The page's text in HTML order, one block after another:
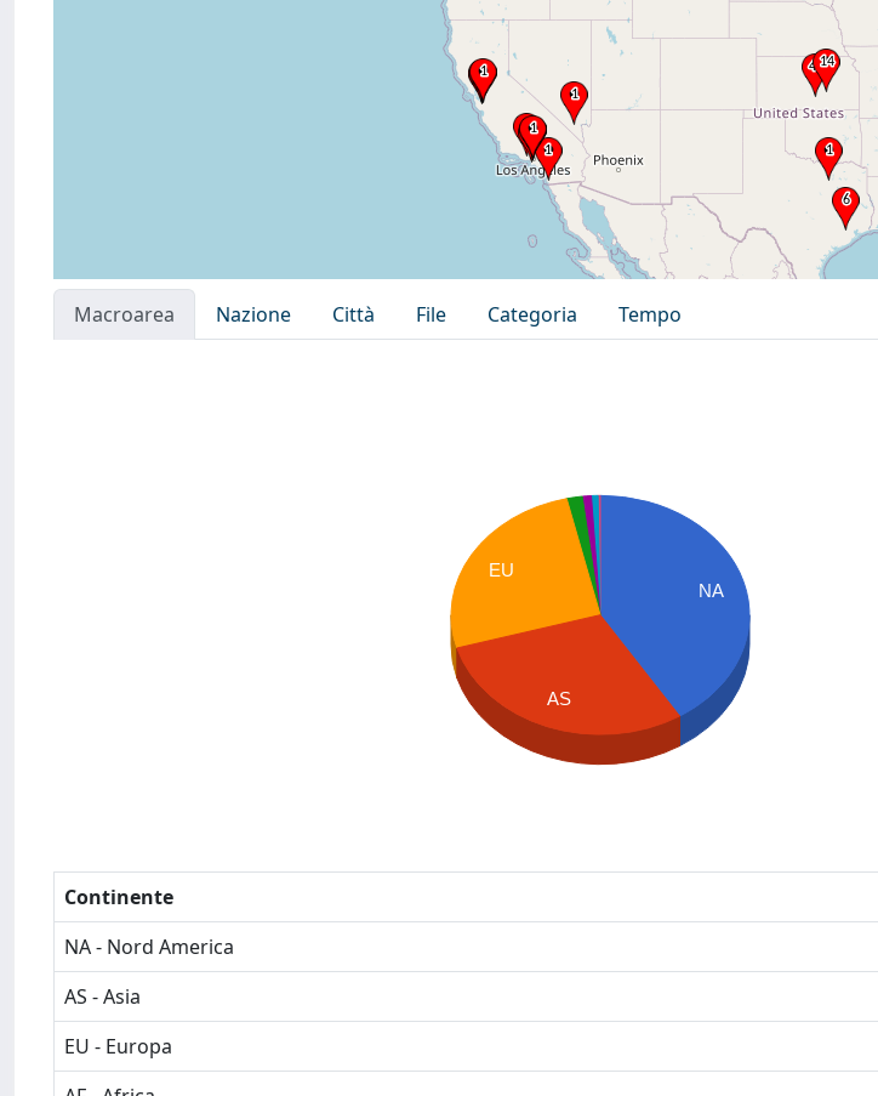
Macroarea Nazione Città File Categoria
Tempo
NA
EU
AS
Continente
NA - Nord America
AS - Asia
EU - Europa